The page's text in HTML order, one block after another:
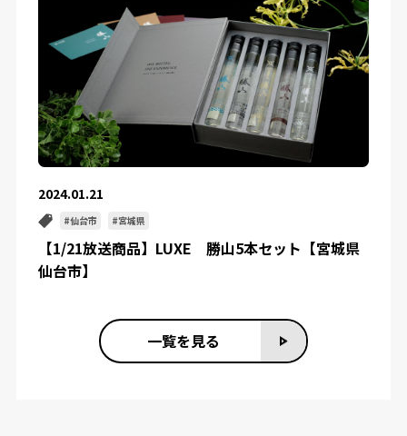
2024.01.21
仙台市 宮城県
【1/21放送商品】LUXE 勝山5本セット【宮城県
仙台市】
一覧を見る